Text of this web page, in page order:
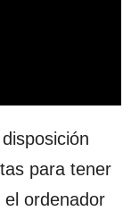
para tener
ordenador